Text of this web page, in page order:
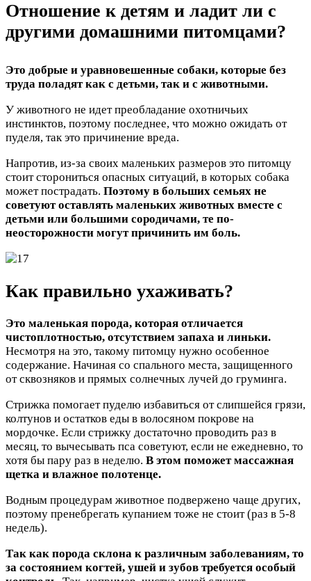
Отношение к детям и ладит ли с
другими домашними питомцами?
Это добрые и уравновешенные собаки, которые без
труда поладят как с детьми, так и с животными.
У животного не идет преобладание охотничьих
инстинктов, поэтому последнее, что можно ожидать от
пуделя, так это причинение вреда.
Напротив, из-за своих маленьких размеров это питомцу
стоит сторониться опасных ситуаций, в которых собака
может пострадать. Поэтому в больших семьях не
советуют оставлять маленьких животных вместе с
детьми или большими сородичами, те по-
неосторожности могут причинить им боль.
Как правильно ухаживать?
Это маленькая порода, которая отличается
чистоплотностью, отсутствием запаха и линьки.
Несмотря на это, такому питомцу нужно особенное
содержание. Начиная со спального места, защищенного
от сквозняков и прямых солнечных лучей до груминга.
Стрижка помогает пуделю избавиться от слипшейся грязи,
колтунов и остатков еды в волосяном покрове на
мордочке. Если стрижку достаточно проводить раз в
месяц, то вычесывать пса советуют, если не ежедневно, то
хотя бы пару раз в неделю. В этом поможет массажная
щетка и влажное полотенце.
Водным процедурам животное подвержено чаще других,
поэтому пренебрегать купанием тоже не стоит (раз в 5-8
недель).
Так как порода склона к различным заболеваниям, то
за состоянием когтей, ушей и зубов требуется особый